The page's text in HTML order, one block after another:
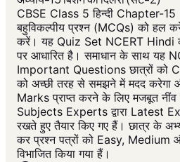
CBSE Class 5 हिन्दी Chapter-15
बहुविकल्पीय प्रश्न (MCQs) को हल
करें। यह Quiz Set NCERT Hindi
पर आधारित है। समाधान के साथ यह
Important Questions छात्रों को
को अच्छी तरह से समझने में मदद
Marks प्राप्त करने के लिए मजबूत
Subjects Experts द्वारा Latest
रखते हुए तैयार किए गए हैं। छात्र के
कर प्रश्न पत्रों को Easy, Medium
विभाजित किया गया हैं।